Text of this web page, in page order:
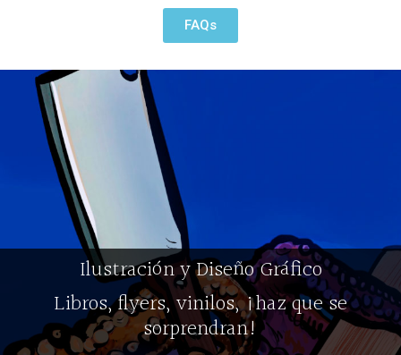
FAQs
Ilustración y Diseño Gráfico
Libros, flyers, vinilos, ¡haz que se
sorprendran!